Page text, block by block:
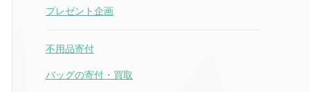
プレゼント企画
不用品寄付
バッグの寄付・買取